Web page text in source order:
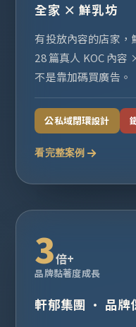
全家 × 鮮乳坊
有投放內容的店家，
28 篇真人 KOC 內容
不是靠加碼買廣告。
公私域閉環設計
看完整案例
3倍+
品牌黏著度成長
軒郁集團 · 品牌